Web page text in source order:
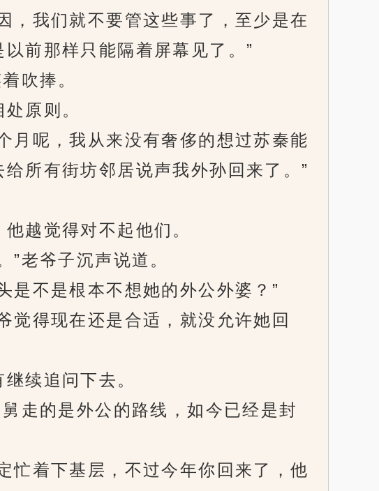
我们就不要管这些事了，至少是在
前那样只能隔着屏幕见了。”
吹捧。
原则。
呢，我从来没有奢侈的想过苏秦能
所有街坊邻居说声我外孙回来了。”
越觉得对不起他们。
老爷子沉声说道。
不是根本不想她的外公外婆？”
得现在还是合适，就没允许她回
续追问下去。
走的是外公的路线，如今已经是封
着下基层，不过今年你回来了，他